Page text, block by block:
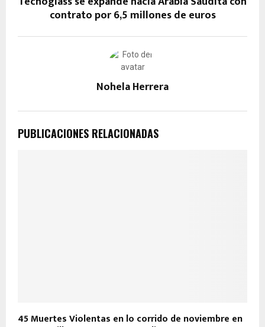
contrato por 6,5 millones de euros
Nohela Herrera
PUBLICACIONES RELACIONADAS
45 Muertes Violentas en lo corrido de noviembre en